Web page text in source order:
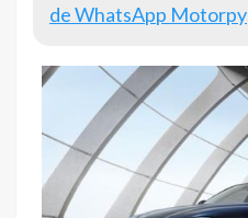
de WhatsApp Motorpy